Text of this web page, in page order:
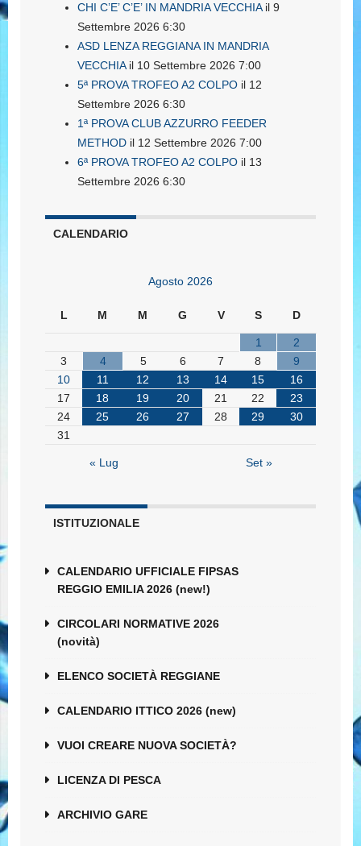
CHI C’E’ C’E’ IN MANDRIA VECCHIAil 9
Settembre 2026 6:30
ASD LENZA REGGIANA IN MANDRIA
VECCHIAil 10 Settembre 2026 7:00
5ª PROVA TROFEO A2 COLPO il 12
Settembre 2026 6:30
1ª PROVA CLUB AZZURRO FEEDER
METHOD il 12 Settembre 2026 7:00
6ª PROVA TROFEO A2 COLPO il 13
Settembre 2026 6:30
CALENDARIO
Agosto 2026
L M M G V S D
1
2
3
4 5 6 7 8
9
10
11 12 13 14 15
16
17
18 19 20 21 22
23
24
25 26 27 28 29
30
31
« Lug Set »
ISTITUZIONALE
CALENDARIO UFFICIALE FIPSAS
REGGIO EMILIA 2026 (new!)
CIRCOLARI NORMATIVE 2026
(novità)
ELENCO SOCIETÀ REGGIANE
CALENDARIO ITTICO 2026 (new)
VUOI CREARE NUOVA SOCIETÀ?
LICENZA DI PESCA
ARCHIVIO GARE